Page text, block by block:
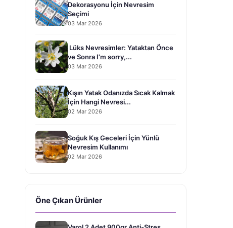
Dekorasyonu İçin Nevresim
Seçimi
03 Mar 2026
Lüks Nevresimler: Yataktan Önce
ve Sonra I'm sorry,...
03 Mar 2026
Kışın Yatak Odanızda Sıcak Kalmak
İçin Hangi Nevresi...
02 Mar 2026
Soğuk Kış Geceleri İçin Yünlü
Nevresim Kullanımı
02 Mar 2026
Öne Çıkan Ürünler